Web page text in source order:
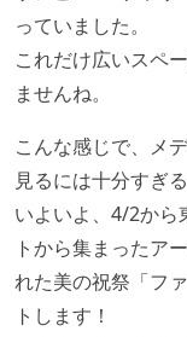
っていました。
これだけ広いスペ
ませんね。
こんな感じで、メ
見るには十分すぎ
いよいよ、4/2から
トから集まったア
れた美の祝祭「フ
トします！